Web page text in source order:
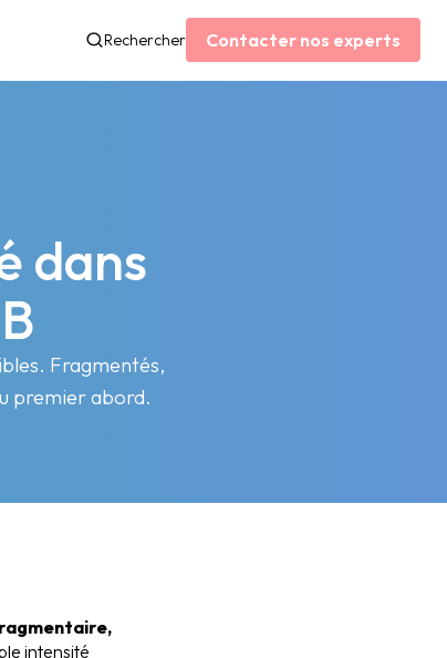
Rechercher Contacter nos experts
dans
Fragmentés,
premier abord.
intensité